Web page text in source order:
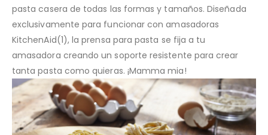
pasta casera de todas las formas y tamaños. Diseñada
exclusivamente para funcionar con amasadoras
KitchenAid(1), la prensa para pasta se fija a tu
amasadora creando un soporte resistente para crear
tanta pasta como quieras. ¡Mamma mia!